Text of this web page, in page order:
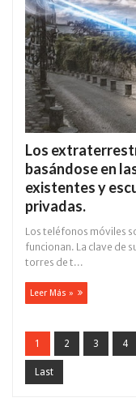
Los
basándose en
existentes y
privadas.
Los teléfonos móviles
funcionan. La clave de
torres de t...
Leer Más »
1 2 3 4
Last